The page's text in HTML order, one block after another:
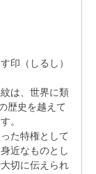
印（しるし）
は、世界に類
歴史を越えて
。
た特権として
近なものとし
切に伝えられ